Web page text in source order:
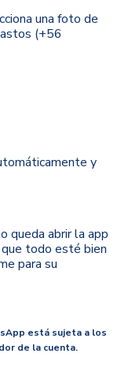
una foto de
(+56
y
queda abrir la app
todo esté bien
para su
está sujeta a los
de la cuenta.